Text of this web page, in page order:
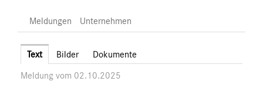
Unternehmen
Marken & Produkte
Meldungen Unternehmen
Text Bilder Dokumente
Meldung vom 02.10.2025